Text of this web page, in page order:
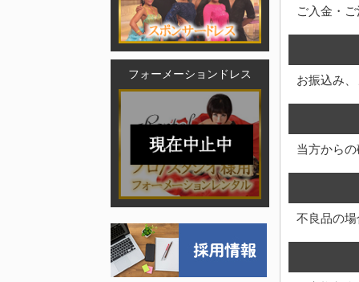
フォーメーションドレス
ご入金・
お振込み
当方から
不良品の